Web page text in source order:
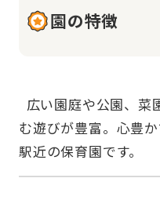
園の特徴
む遊びが豊富。心豊